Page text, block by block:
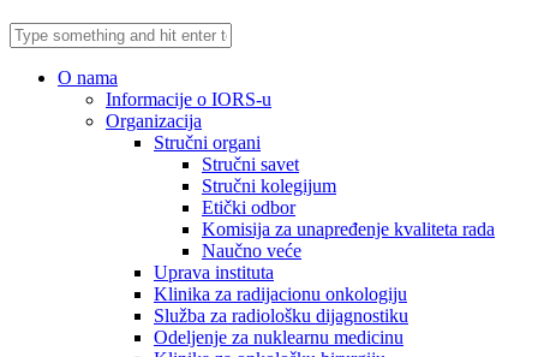
O nama
Informacije o IORS-u
Organizacija
Stručni organi
Stručni savet
Stručni kolegijum
Etički odbor
Komisija za unapređenje kvaliteta rada
Naučno veće
Uprava instituta
Klinika za radijacionu onkologiju
Služba za radiološku dijagnostiku
Odeljenje za nuklearnu medicinu